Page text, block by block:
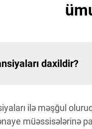
daxildir?
ilə məşğul
müəssisələrinə